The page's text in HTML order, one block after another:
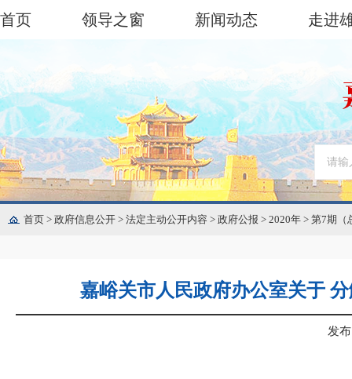
首页 领导之窗 新闻动态 走进
首页 > 政府信息公开 > 法定主动公开内容 > 政府公报 > 2020年 > 第7期（
嘉峪关市人民政府办公室关于
发